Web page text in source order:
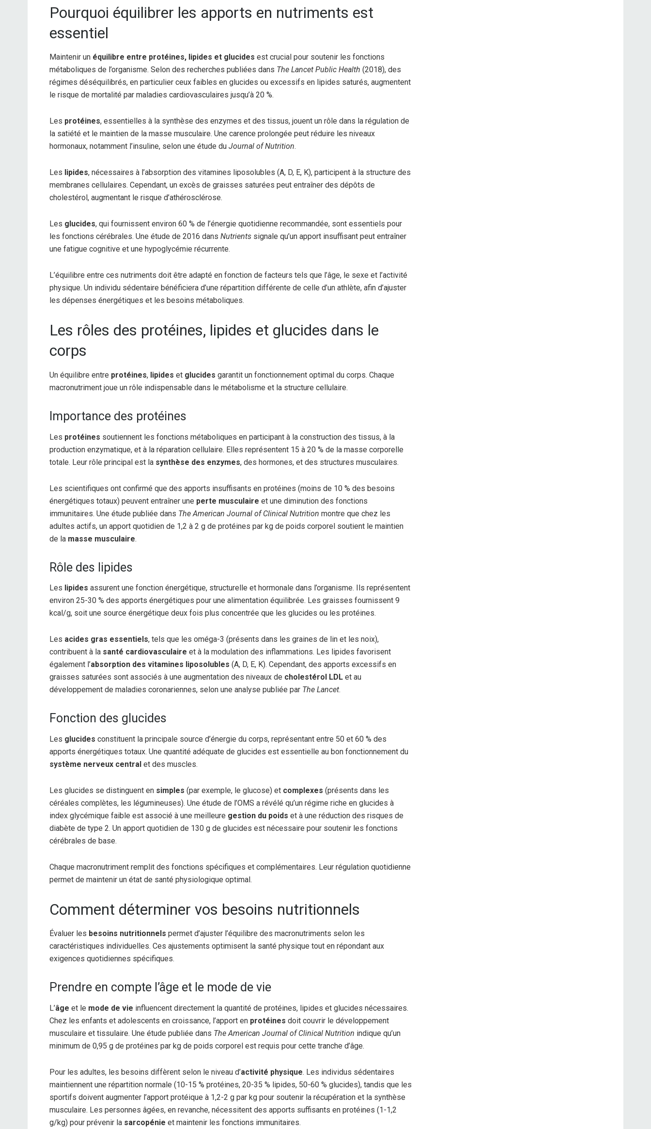
Pourquoi équilibrer les apports en nutriments est
essentiel
Maintenir un équilibre entre protéines, lipides et glucides est crucial pour soutenir les fonctions
métaboliques de l’organisme. Selon des recherches publiées dans The Lancet Public Health (2018), des
régimes déséquilibrés, en particulier ceux faibles en glucides ou excessifs en lipides saturés, augmentent
le risque de mortalité par maladies cardiovasculaires jusqu’à 20 %.
Les protéines, essentielles à la synthèse des enzymes et des tissus, jouent un rôle dans la régulation de
la satiété et le maintien de la masse musculaire. Une carence prolongée peut réduire les niveaux
hormonaux, notamment l’insuline, selon une étude du Journal of Nutrition.
Les lipides, nécessaires à l’absorption des vitamines liposolubles (A, D, E, K), participent à la structure des
membranes cellulaires. Cependant, un excès de graisses saturées peut entraîner des dépôts de
cholestérol, augmentant le risque d’athérosclérose.
Les glucides, qui fournissent environ 60 % de l’énergie quotidienne recommandée, sont essentiels pour
les fonctions cérébrales. Une étude de 2016 dans Nutrients signale qu’un apport insuffisant peut entraîner
une fatigue cognitive et une hypoglycémie récurrente.
L’équilibre entre ces nutriments doit être adapté en fonction de facteurs tels que l’âge, le sexe et l’activité
physique. Un individu sédentaire bénéficiera d’une répartition différente de celle d’un athlète, afin d’ajuster
les dépenses énergétiques et les besoins métaboliques.
Les rôles des protéines, lipides et glucides dans le
corps
Un équilibre entre protéines, lipides et glucides garantit un fonctionnement optimal du corps. Chaque
macronutriment joue un rôle indispensable dans le métabolisme et la structure cellulaire.
Importance des protéines
Les protéines soutiennent les fonctions métaboliques en participant à la construction des tissus, à la
production enzymatique, et à la réparation cellulaire. Elles représentent 15 à 20 % de la masse corporelle
totale. Leur rôle principal est la synthèse des enzymes, des hormones, et des structures musculaires.
Les scientifiques ont confirmé que des apports insuffisants en protéines (moins de 10 % des besoins
énergétiques totaux) peuvent entraîner une perte musculaire et une diminution des fonctions
immunitaires. Une étude publiée dans The American Journal of Clinical Nutrition montre que chez les
adultes actifs, un apport quotidien de 1,2 à 2 g de protéines par kg de poids corporel soutient le maintien
de la masse musculaire.
Rôle des lipides
Les lipides assurent une fonction énergétique, structurelle et hormonale dans l’organisme. Ils représentent
environ 25-30 % des apports énergétiques pour une alimentation équilibrée. Les graisses fournissent 9
kcal/g, soit une source énergétique deux fois plus concentrée que les glucides ou les protéines.
Les acides gras essentiels, tels que les oméga-3 (présents dans les graines de lin et les noix),
contribuent à la santé cardiovasculaire et à la modulation des inflammations. Les lipides favorisent
également l’absorption des vitamines liposolubles (A, D, E, K). Cependant, des apports excessifs en
graisses saturées sont associés à une augmentation des niveaux de cholestérol LDL et au
développement de maladies coronariennes, selon une analyse publiée par The Lancet.
Fonction des glucides
Les glucides constituent la principale source d’énergie du corps, représentant entre 50 et 60 % des
apports énergétiques totaux. Une quantité adéquate de glucides est essentielle au bon fonctionnement du
système nerveux central et des muscles.
Les glucides se distinguent en simples (par exemple, le glucose) et complexes (présents dans les
céréales complètes, les légumineuses). Une étude de l’OMS a révélé qu’un régime riche en glucides à
index glycémique faible est associé à une meilleure gestion du poids et à une réduction des risques de
diabète de type 2. Un apport quotidien de 130 g de glucides est nécessaire pour soutenir les fonctions
cérébrales de base.
Chaque macronutriment remplit des fonctions spécifiques et complémentaires. Leur régulation quotidienne
permet de maintenir un état de santé physiologique optimal.
Comment déterminer vos besoins nutritionnels
Évaluer les besoins nutritionnels permet d’ajuster l’équilibre des macronutriments selon les
caractéristiques individuelles. Ces ajustements optimisent la santé physique tout en répondant aux
exigences quotidiennes spécifiques.
Prendre en compte l’âge et le mode de vie
L’âge et le mode de vie influencent directement la quantité de protéines, lipides et glucides nécessaires.
Chez les enfants et adolescents en croissance, l’apport en protéines doit couvrir le développement
musculaire et tissulaire. Une étude publiée dans The American Journal of Clinical Nutrition indique qu’un
minimum de 0,95 g de protéines par kg de poids corporel est requis pour cette tranche d’âge.
Pour les adultes, les besoins diffèrent selon le niveau d’activité physique. Les individus sédentaires
maintiennent une répartition normale (10-15 % protéines, 20-35 % lipides, 50-60 % glucides), tandis que les
sportifs doivent augmenter l’apport protéique à 1,2-2 g par kg pour soutenir la récupération et la synthèse
musculaire. Les personnes âgées, en revanche, nécessitent des apports suffisants en protéines (1-1,2
g/kg) pour prévenir la sarcopénie et maintenir les fonctions immunitaires.